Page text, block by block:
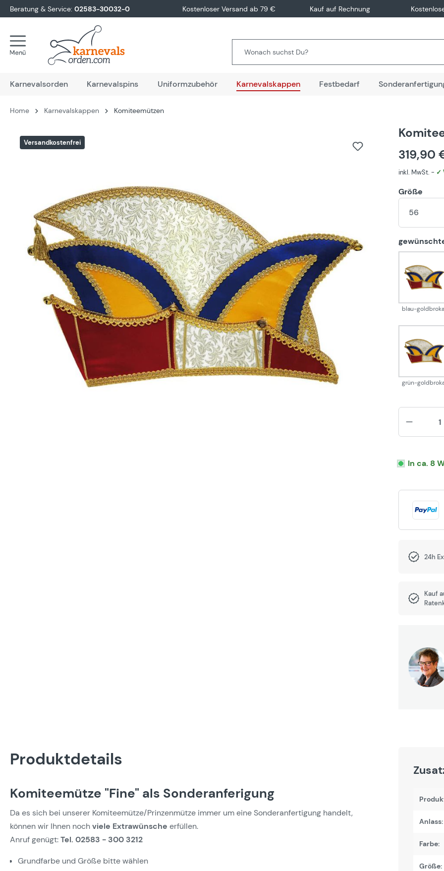
Zur Hauptnavigation springen
Beratung & Service: 02583-30032-0 Kostenloser Versand ab 79 € Kauf auf Rechnung
Karnevalsorden Karnevalspins Uniformzubehör Karnevalskappen Festbedarf
Home Karnevalskappen Komiteemützen
Versandkostenfrei
319,90
inkl. MwSt. - ✓
Größe
56
blau-
grün-
In ca. 8
24h
Kauf
Produktdetails
Komiteemütze "Fine" als Sonderanferigung
Da es sich bei unserer Komiteemütze/Prinzenmütze immer um eine Sonderanfertigung handelt,
können wir Ihnen nochviele Extrawünsche erfüllen.
Anruf genügt:Tel. 02583 - 300 3212
Grundfarbe und Größe bitte wählen
Anlass:
Farbe:
Größe: